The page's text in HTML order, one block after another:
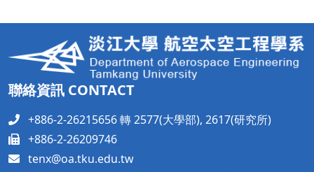
聯絡資訊 CONTACT
+886-2-26215656 轉 2577(大學部), 2617(研究所)
+886-2-26209746
tenx@oa.tku.edu.tw